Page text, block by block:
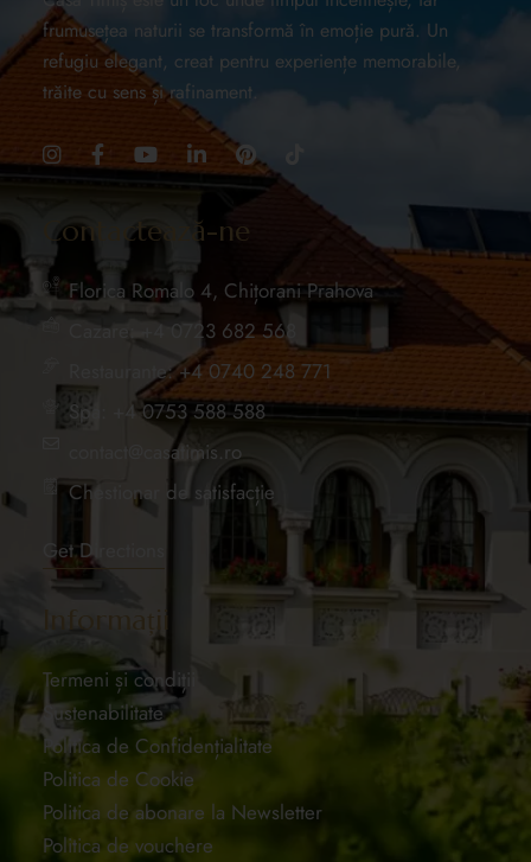
frumusețea naturii se transformă în emoție pură. Un
refugiu elegant, creat pentru experiențe memorabile,
trăite cu sens și rafinament.
Contactează-ne
Florica Romalo 4, Chițorani Prahova
Cazare: +4 0723 682 568
Restaurante: +4 0740 248 771
Spa: +4 0753 588 588
contact@casatimis.ro
Chestionar de satisfacție
Get Directions
Termeni și condiții
Sustenabilitate
Politica de Confidențialitate
Politica de Cookie
Politica de abonare la Newsletter
Politica de vouchere